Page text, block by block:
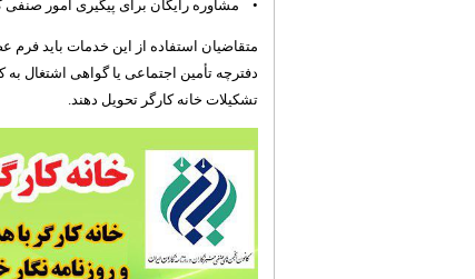
• مشاوره رایگان برای پیگیری امور صنفی
تشکیلات خانه کارگر تحویل دهند.